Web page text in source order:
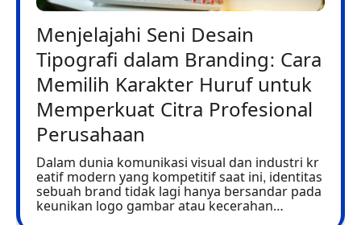
Menjelajahi Seni Desain
Tipografi dalam Branding: Cara
Memilih Karakter Huruf untuk
Memperkuat Citra Profesional
Perusahaan
Dalam dunia komunikasi visual dan industri kr
eatif modern yang kompetitif saat ini, identitas
sebuah brand tidak lagi hanya bersandar pada
keunikan logo gambar atau kecerahan…